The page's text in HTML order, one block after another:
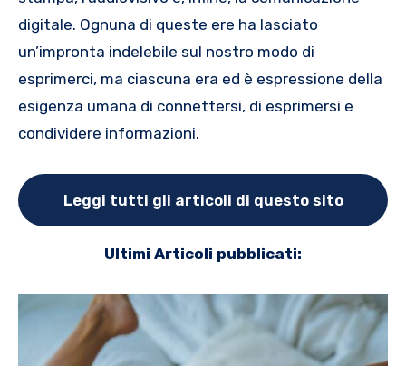
digitale. Ognuna di queste ere ha lasciato
un’impronta indelebile sul nostro modo di
esprimerci, ma ciascuna era ed è espressione della
esigenza umana di connettersi, di esprimersi e
condividere informazioni.
Leggi tutti gli articoli di questo sito
Ultimi Articoli pubblicati: